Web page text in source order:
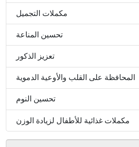
مكملات التجميل
تحسين المناعة
تعزيز الذكور
المحافظة على القلب والأوعية الدموية
تحسين النوم
مكملات غذائية للأطفال لزيادة الوزن